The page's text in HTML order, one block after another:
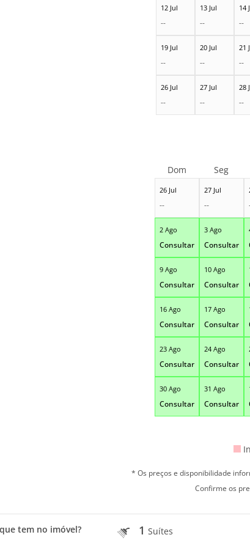
12 Jul
--
13 Jul
--
14
--
19 Jul
--
20 Jul
--
21
--
26 Jul
--
27 Jul
--
28
--
26 Jul
--
27 Jul
--
2 Ago
Consultar
3 Ago
Consultar
9 Ago
Consultar
10 Ago
Consultar
16 Ago
Consultar
17 Ago
Consultar
23 Ago
Consultar
24 Ago
Consultar
30 Ago
Consultar
31 Ago
Consultar
Dom Seg
* Os preços e disponibilidade
Confirme os
tem no imóvel? 1Suítes